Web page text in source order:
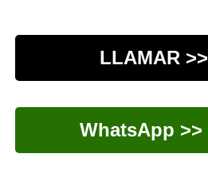
LLAMAR >>
WhatsApp >>